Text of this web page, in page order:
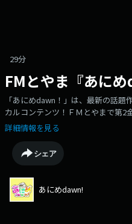
29分
FMとやま『あに
「あにめdawn！」は、最新の話
カルコンテンツ！ＦＭとやまで第2
さきの3人でお送りします！番組
詳細情報を見る
シェア
あにめdawn!